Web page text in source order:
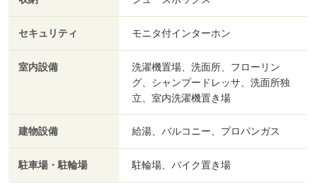
セキュリティ モニタ付インターホン
室内設備
洗濯機置場、洗面所、フローリン
グ、シャンプードレッサ、洗面所独
立、室内洗濯機置き場
建物設備 給湯、バルコニー、プロパンガス
駐車場・駐輪場 駐輪場、バイク置き場